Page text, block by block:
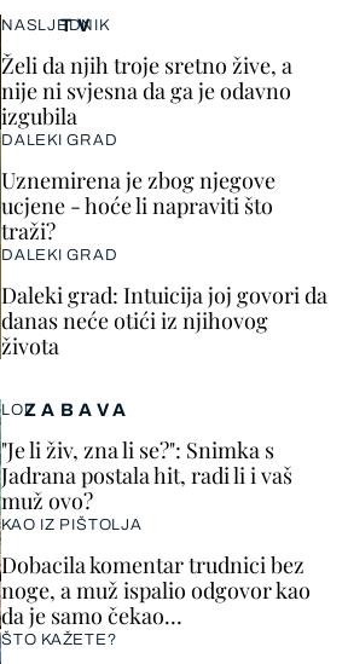
ZABAVA
LOL
"Je li živ, zna li se?": Snimka s
Jadrana postala hit, radi li i vaš
muž ovo?
KAO IZ PIŠTOLJA
Dobacila komentar trudnici bez
noge, a muž ispalio odgovor kao
da je samo čekao…
ŠTO KAŽETE?
TV
NASLJEDNIK
Želi da njih troje sretno žive, a
nije ni svjesna da ga je odavno
izgubila
DALEKI GRAD
Uznemirena je zbog njegove
ucjene - hoće li napraviti što
traži?
DALEKI GRAD
Daleki grad: Intuicija joj govori da
danas neće otići iz njihovog
života